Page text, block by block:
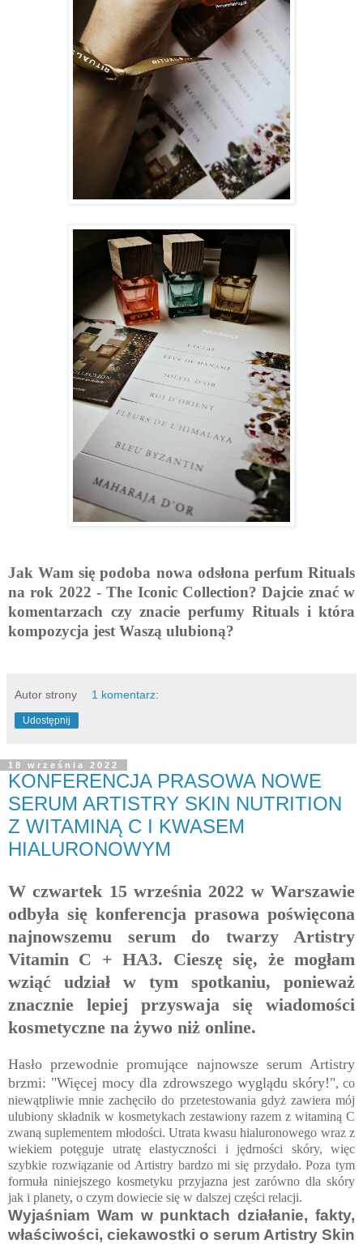
Jak Wam się podoba nowa odsłona perfum Rituals
na rok 2022 - The Iconic Collection? Dajcie znać w
komentarzach czy znacie perfumy Rituals i która
kompozycja jest Waszą ulubioną?
Autor strony 1 komentarz:
Udostępnij
18 września 2022
KONFERENCJA PRASOWA NOWE
SERUM ARTISTRY SKIN NUTRITION
Z WITAMINĄ C I KWASEM
HIALURONOWYM
W czwartek 15 września 2022 w Warszawie
odbyła się konferencja prasowa poświęcona
najnowszemu serum do twarzy Artistry
Vitamin C + HA3. Cieszę się, że mogłam
wziąć udział w tym spotkaniu, ponieważ
znacznie lepiej przyswaja się wiadomości
kosmetyczne na żywo niż online.
Hasło przewodnie promujące najnowsze serum Artistry
brzmi: "Więcej mocy dla zdrowszego wyglądu skóry!", co
niewątpliwie mnie zachęciło do przetestowania gdyż zawiera mój
ulubiony składnik w kosmetykach zestawiony razem z witaminą C
zwaną suplementem młodości. Utrata kwasu hialuronowego wraz z
wiekiem potęguje utratę elastyczności i jędrności skóry, więc
szybkie rozwiązanie od Artistry bardzo mi się przydało. Poza tym
formuła niniejszego kosmetyku przyjazna jest zarówno dla skóry
jak i planety, o czym dowiecie się w dalszej części relacji.
Wyjaśniam Wam w punktach działanie, fakty,
właściwości, ciekawostki o serum Artistry Skin